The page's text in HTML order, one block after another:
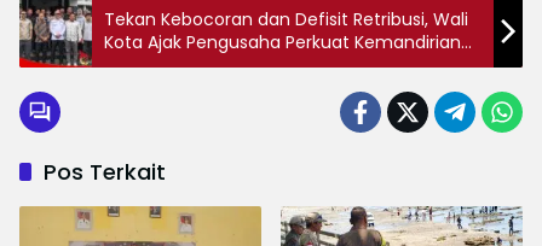
Tekan Kebocoran dan Defisit Retribusi, Wali
Kota Ajak Pengusaha Perkuat Kemandirian
Fiskal Daerah
Pos Terkait